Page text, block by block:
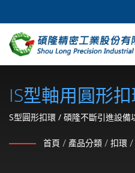
IS型軸用圓形
S型圓形扣環 / 碩隆不斷引進設備
和對自我的堅持。
首頁 / 產品分類 / 扣環 /